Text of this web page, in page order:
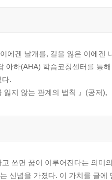
가 건네는 다정한 기적 (오인숙)
관계의 황금거리(전길자)
자지 않는다 (하울)
그대로도 충분한 나를 사랑하기 (
에겐 날개를, 길을 잃은 이에겐
아하(AHA) 학습코칭센터를 통
다.
잃지 않는 관계의 법칙 』(공저),
쓰면 꿈이 이루어진다는 의미
신념을 가졌다. 이 가치를 글에